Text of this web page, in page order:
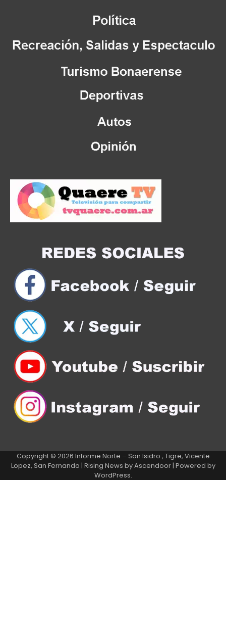
Copyright © 2026 Informe Norte – San Isidro , Tigre, Vicente
Lopez, San Fernando | Rising News byAscendoor| Powered by
WordPress.